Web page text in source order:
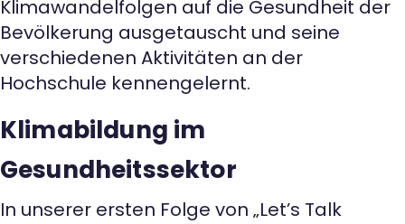
Klimawandelfolgen auf die Gesundheit der
Bevölkerung ausgetauscht und seine
verschiedenen Aktivitäten an der
Hochschule kennengelernt.
Klimabildung im
Gesundheitssektor
In unserer ersten Folge von „Let’s Talk